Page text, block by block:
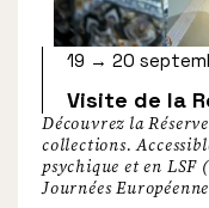
Visite de la
19 → 20
Découvrez la
collections.
psychique et en LSF
Journées